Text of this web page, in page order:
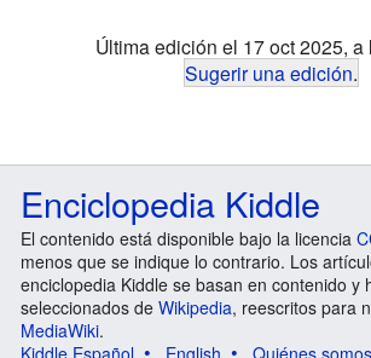
Última edición el 17 oct 2025, a
Sugerir una edición.
Enciclopedia Kiddle
El contenido está disponible bajo la licencia
menos que se indique lo contrario. Los
enciclopedia Kiddle se basan en contenido y
seleccionados de Wikipedia, reescritos para
MediaWiki.
Kiddle Español
English Quiénes somos